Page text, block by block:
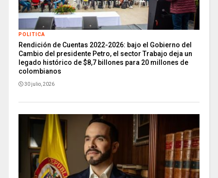
POLITICA
Rendición de Cuentas 2022-2026: bajo el Gobierno del
Cambio del presidente Petro, el sector Trabajo deja un
legado histórico de $8,7 billones para 20 millones de
colombianos
30 julio, 2026